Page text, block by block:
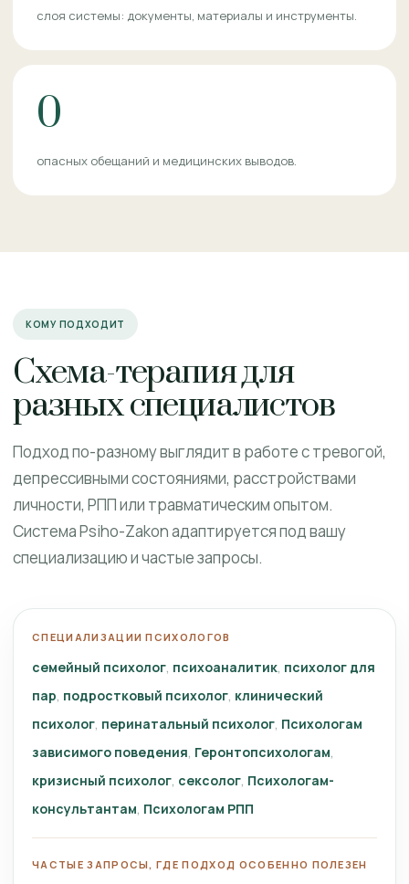
слоя системы: документы, материалы и инструменты.
0
опасных обещаний и медицинских выводов.
КОМУ ПОДХОДИТ
Схема-терапия для
разных специалистов
Подход по-разному выглядит в работе с тревогой,
депрессивными состояниями, расстройствами
личности, РПП или травматическим опытом.
Система Psiho-Zakon адаптируется под вашу
специализацию и частые запросы.
СПЕЦИАЛИЗАЦИИ ПСИХОЛОГОВ
семейный психолог психоаналитик психолог для
пар подростковый психолог клинический
психолог перинатальный психолог Психологам
зависимого поведения Геронтопсихологам
кризисный психолог сексолог Психологам-
консультантам Психологам РПП
ЧАСТЫЕ ЗАПРОСЫ, ГДЕ ПОДХОД ОСОБЕННО ПОЛЕЗЕН